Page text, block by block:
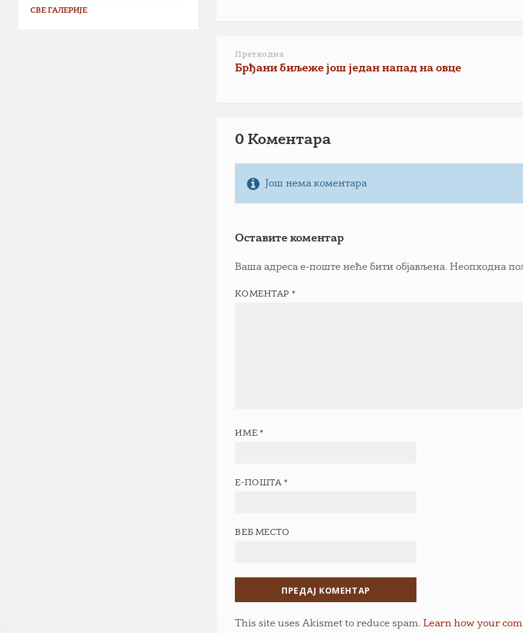
Претходна
Брђани биљеже још један напад на овце
0 Коментарa
Још нема коментара
Оставите коментар
Ваша адреса е-поште неће бити објављена. Неопходна
КОМЕНТАР *
ИМЕ *
Е-ПОШТА *
ВЕБ МЕСТО
This site uses Akismet to reduce spam.Learn how your
СВЕ ГАЛЕРИЈЕ